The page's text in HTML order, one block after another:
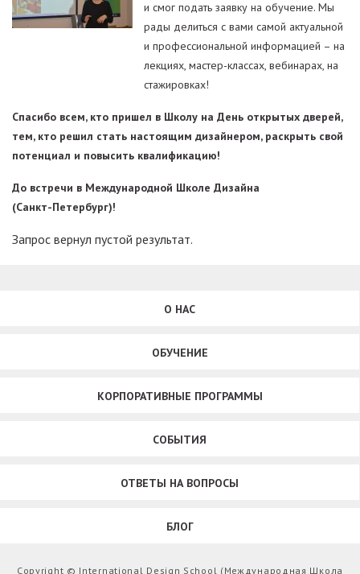
и смог подать заявку на обучение. Мы
рады делиться с вами самой актуальной
и профессиональной информацией – на
лекциях, мастер-классах, вебинарах, на
стажировках!
Спасибо всем, кто пришел в Школу на День открытых дверей,
тем, кто решил стать настоящим дизайнером, раскрыть свой
потенциал и повысить квалификацию!
До встречи в Международной Школе Дизайна
(Санкт-Петербург)!
Запрос вернул пустой результат.
О НАС
ОБУЧЕНИЕ
КОРПОРАТИВНЫЕ ПРОГРАММЫ
СОБЫТИЯ
ОТВЕТЫ НА ВОПРОСЫ
БЛОГ
Copyright © International Design School (Международная Школа